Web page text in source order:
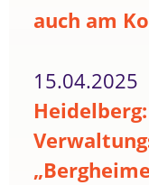
auch am
15.04.2025